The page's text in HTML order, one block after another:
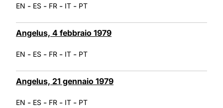
EN - ES - FR - IT - PT
Angelus, 4 febbraio 1979
EN - ES - FR - IT - PT
Angelus, 21 gennaio 1979
EN - ES - FR - IT - PT